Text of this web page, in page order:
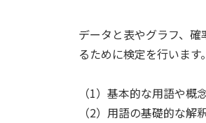
データと表やグラフ、
るために検定を行います。
（1）基本的な用語や概
（2）用語の基礎的な解